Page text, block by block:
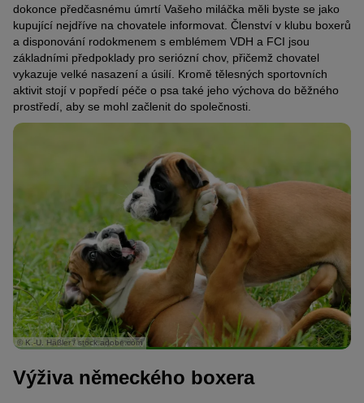
dokonce předčasnému úmrtí Vašeho miláčka měli byste se jako
kupující nejdříve na chovatele informovat. Členství v klubu boxerů
a disponování rodokmenem s emblémem VDH a FCI jsou
základními předpoklady pro seriózní chov, přičemž chovatel
vykazuje velké nasazení a úsilí. Kromě tělesných sportovních
aktivit stojí v popředí péče o psa také jeho výchova do běžného
prostředí, aby se mohl začlenit do společnosti.
© K.-U. Häßler / stock.adobe.com
Výživa německého boxera